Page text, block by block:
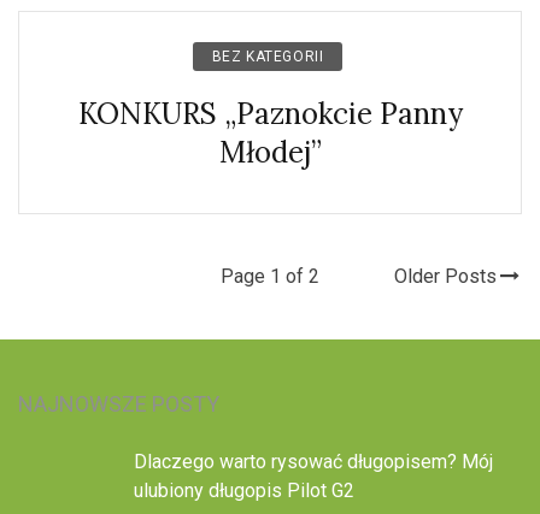
BEZ KATEGORII
KONKURS „Paznokcie Panny
Młodej”
Page 1 of 2 Older Posts
NAJNOWSZE POSTY
Dlaczego warto rysować długopisem? Mój
ulubiony długopis Pilot G2